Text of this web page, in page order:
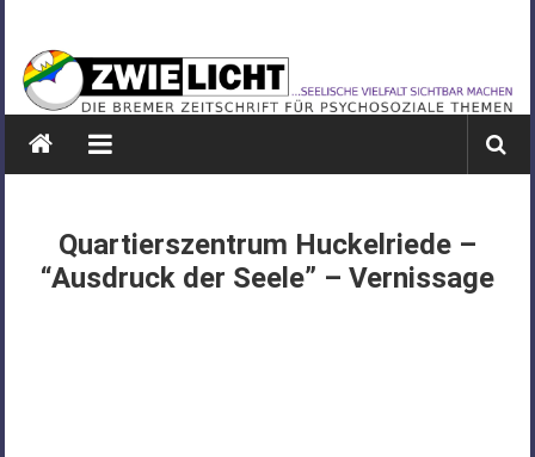
springen
ZWIELICHT
BREMEN
DIE
PSYCHOSOZIALE
THEMEN
Quartierszentrum Huckelriede –
“Ausdruck der Seele” – Vernissage